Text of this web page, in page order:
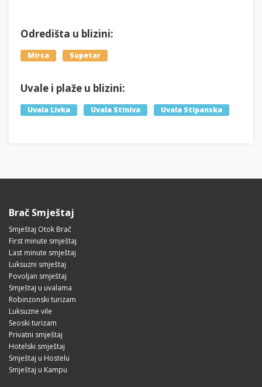
Odredišta u blizini:
Mirca Supetar
Uvale i plaže u blizini:
Uvala Livka Uvala Stiniva Uvala Stipanska
Brač Smještaj
Smještaj Otok Brač
First minute smještaj
Last minute smještaj
Luksuzni smještaj
Povoljan smještaj
Smještaj u uvalama
Robinzonski turizam
Luksuzne vile
Seoski turizam
Privatni smještaj
Hotelski smještaj
Smještaj u Hostelu
Smještaj u Kampu